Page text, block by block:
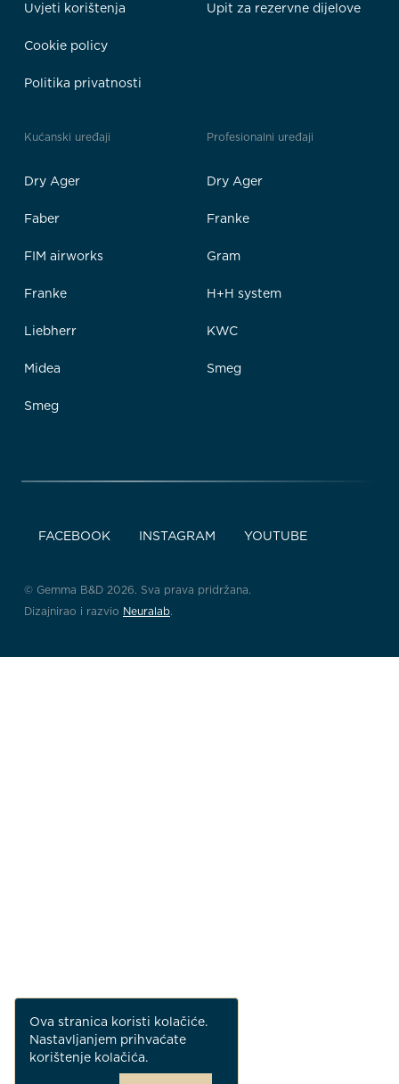
Uvjeti korištenja
Cookie policy
Politika privatnosti
Upit za rezervne dijelove
Kućanski uređaji
Dry Ager
Faber
FIM airworks
Franke
Liebherr
Midea
Smeg
Profesionalni uređaji
Dry Ager
Franke
Gram
H+H system
KWC
Smeg
FACEBOOK INSTAGRAM YOUTUBE
© Gemma B&D 2026. Sva prava pridržana.
Dizajnirao i razvio Neuralab.
Ova stranica koristi kolačiće.
Nastavljanjem prihvaćate
korištenje kolačića.